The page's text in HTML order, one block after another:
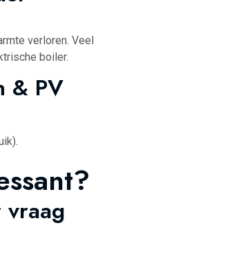
verloren. Veel
boiler.
& PV
vraag